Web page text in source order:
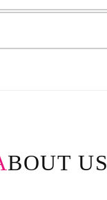
ABOUT US